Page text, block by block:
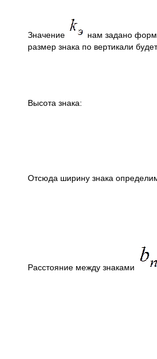
Значение нам задано
размер знака по вертикали
Высота знака:
Отсюда ширину знака
Расстояние между знаками